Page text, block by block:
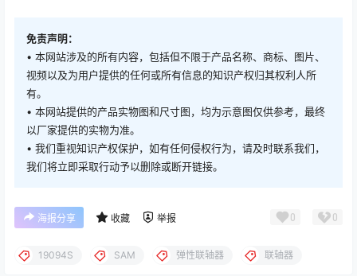
免责声明：
• 本网站涉及的所有内容，包括但不限于产品名称、商标、图片、
视频以及为用户提供的任何或所有信息的知识产权归其权利人所
有。
• 本网站提供的产品实物图和尺寸图，均为示意图仅供参考，最终
以厂家提供的实物为准。
• 我们重视知识产权保护，如有任何侵权行为，请及时联系我们，
我们将立即采取行动予以删除或断开链接。
海报分享 收藏 举报 0 0
19094S SAM 弹性联轴器 联轴器